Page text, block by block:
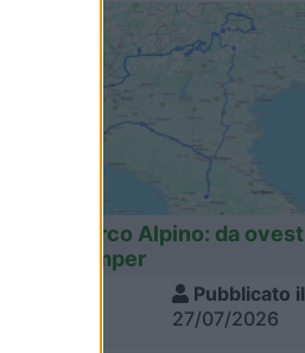
Tour dell'Arco Alpino: da ovest
a est in camper
Pubblicato il
27/07/2026